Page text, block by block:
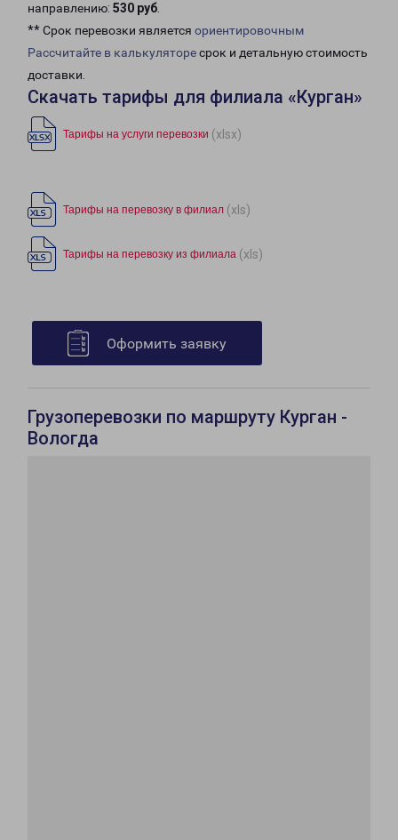
направлению: 530 руб.
** Срок перевозки является ориентировочным
Рассчитайте в калькуляторесрок и детальную стоимость
доставки.
Скачать тарифы для филиала «Курган»
Тарифы на услуги перевозки (xlsx)
Тарифы на перевозку в филиал (xls)
Тарифы на перевозку из филиала (xls)
Оформить заявку
Грузоперевозки по маршруту Курган -
Вологда